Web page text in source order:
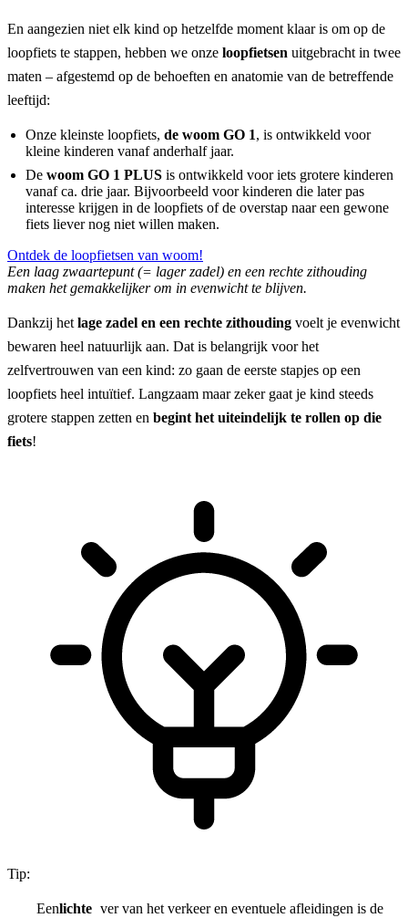
En aangezien niet elk kind op hetzelfde moment klaar is om op de
loopfiets te stappen, hebben we onze loopfietsen uitgebracht in twee
maten – afgestemd op de behoeften en anatomie van de betreffende
leeftijd:
Onze kleinste loopfiets, de woom GO 1, is ontwikkeld voor
kleine kinderen vanaf anderhalf jaar.
De woom GO 1 PLUS is ontwikkeld voor iets grotere kinderen
vanaf ca. drie jaar. Bijvoorbeeld voor kinderen die later pas
interesse krijgen in de loopfiets of de overstap naar een gewone
fiets liever nog niet willen maken.
Ontdek de loopfietsen van woom!
Een laag zwaartepunt (= lager zadel) en een rechte zithouding
maken het gemakkelijker om in evenwicht te blijven.
Dankzij het lage zadel en een rechte zithouding voelt je evenwicht
bewaren heel natuurlijk aan. Dat is belangrijk voor het
zelfvertrouwen van een kind: zo gaan de eerste stapjes op een
loopfiets heel intuïtief. Langzaam maar zeker gaat je kind steeds
grotere stappen zetten en begint het uiteindelijk te rollen op die
fiets!
Tip:
Eenlichte ver van het verkeer en eventuele afleidingen is de